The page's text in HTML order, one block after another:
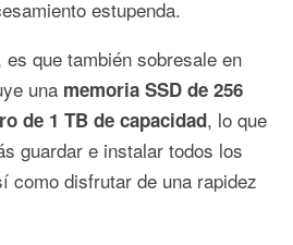
estupenda.
que también sobresale en
una memoria SSD de 256
de 1 TB de capacidad, lo que
guardar e instalar todos los
como disfrutar de una rapidez